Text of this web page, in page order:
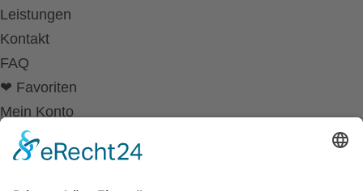
Leistungen
Kontakt
FAQ
❤ Favoriten
Mein Konto